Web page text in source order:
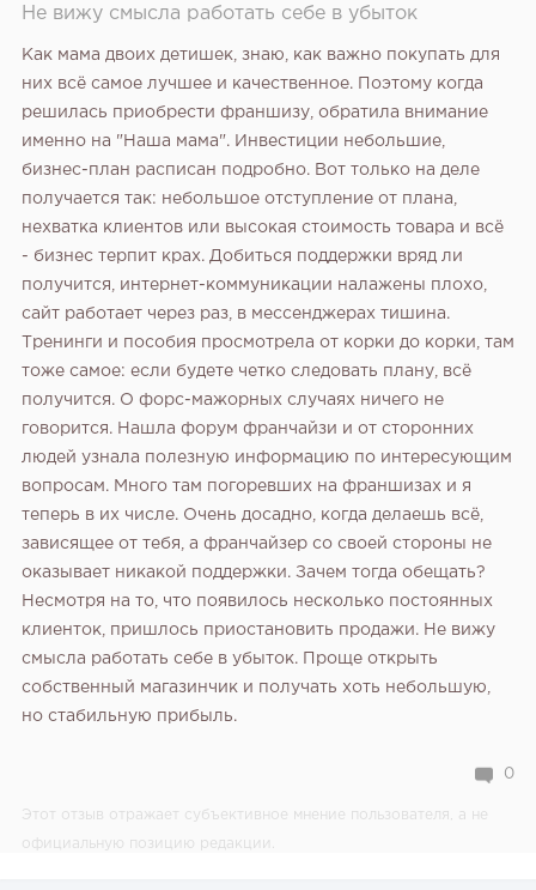
Не вижу смысла работать себе в убыток
Как мама двоих детишек, знаю, как важно покупать для
них всё самое лучшее и качественное. Поэтому когда
решилась приобрести франшизу, обратила внимание
именно на "Наша мама". Инвестиции небольшие,
бизнес-план расписан подробно. Вот только на деле
получается так: небольшое отступление от плана,
нехватка клиентов или высокая стоимость товара и всё
- бизнес терпит крах. Добиться поддержки вряд ли
получится, интернет-коммуникации налажены плохо,
сайт работает через раз, в мессенджерах тишина.
Тренинги и пособия просмотрела от корки до корки, там
тоже самое: если будете четко следовать плану, всё
получится. О форс-мажорных случаях ничего не
говорится. Нашла форум франчайзи и от сторонних
людей узнала полезную информацию по интересующим
вопросам. Много там погоревших на франшизах и я
теперь в их числе. Очень досадно, когда делаешь всё,
зависящее от тебя, а франчайзер со своей стороны не
оказывает никакой поддержки. Зачем тогда обещать?
Несмотря на то, что появилось несколько постоянных
клиенток, пришлось приостановить продажи. Не вижу
смысла работать себе в убыток. Проще открыть
собственный магазинчик и получать хоть небольшую,
но стабильную прибыль.
0
Этот отзыв отражает субъективное мнение пользователя, а не
официальную позицию редакции.